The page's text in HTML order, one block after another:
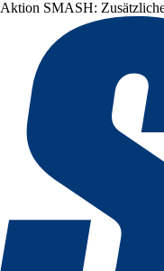
Aktion SMASH: